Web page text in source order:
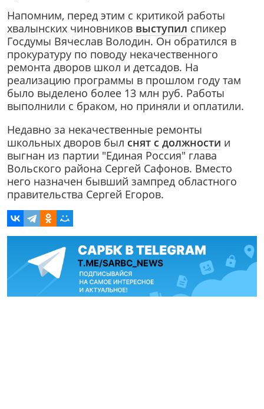
Напомним, перед этим с критикой работы
хвалынских чиновников выступил спикер
Госдумы Вячеслав Володин. Он обратился в
прокуратуру по поводу некачественного
ремонта дворов школ и детсадов. На
реализацию программы в прошлом году там
было выделено более 13 млн руб. Работы
выполнили с браком, но приняли и оплатили.
Недавно за некачественные ремонты
школьных дворов был снят с должности и
выгнан из партии "Единая Россия" глава
Вольского района Сергей Сафонов. Вместо
него назначен бывший зампред областного
правительства Сергей Егоров.